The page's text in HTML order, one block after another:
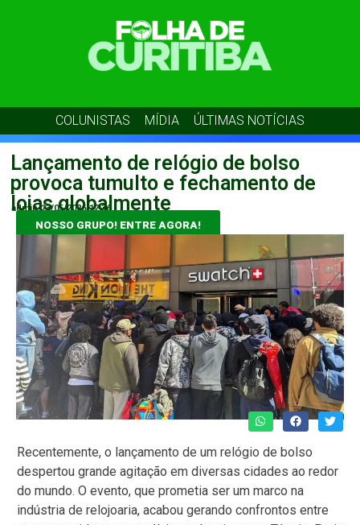
COLUNISTAS MÍDIA ÚLTIMAS NOTÍCIAS
Lançamento de relógio de bolso
provoca tumulto e fechamento de
lojas globalmente
admin 23/05/2026 12:36
NOSSO GRUPO! ENTRE AGORA!
Recentemente, o lançamento de um relógio de bolso
despertou grande agitação em diversas cidades ao redor
do mundo. O evento, que prometia ser um marco na
indústria de relojoaria, acabou gerando confrontos entre